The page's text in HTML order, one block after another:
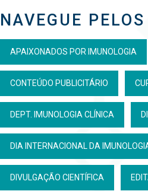
NAVEGUE
APAIXONADOS POR IMUNOLOGIA
CONTEÚDO PUBLICITÁRIO
DEPT. IMUNOLOGIA CLÍNICA
DIA INTERNACIONAL DA
DIVULGAÇÃO CIENTÍFICA